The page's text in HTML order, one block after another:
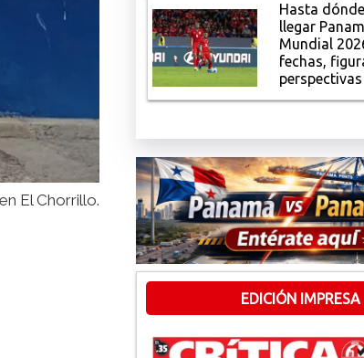
El Chorrillo.
Hasta
llegar
Mundial
fechas,
perspectivas
EDICIÓN IMPRESA